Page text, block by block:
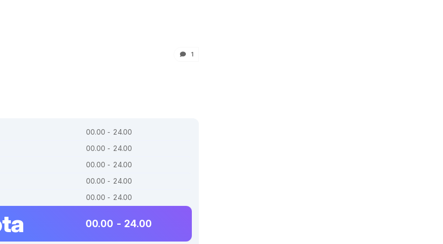
1
00.00 - 24.00
00.00 - 24.00
00.00 - 24.00
00.00 - 24.00
00.00 - 24.00
00.00 - 24.00